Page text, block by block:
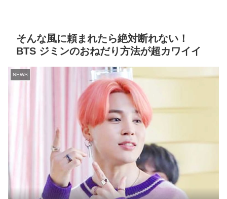
そんな風に頼まれたら絶対断れない！
BTS ジミンのおねだり方法が超カワイイ
NEWS